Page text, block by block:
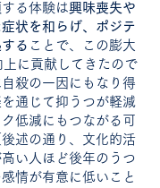
る体験は興味喪失や
状を和らげ、ポジテ
る ことで、この膨大
に貢献してきたので
殺の一因にもなり得
通じて抑うつが軽減
低減にもつながる可
述の通り、文化的活
い人ほど後年のうつ
情が有意に低いこと